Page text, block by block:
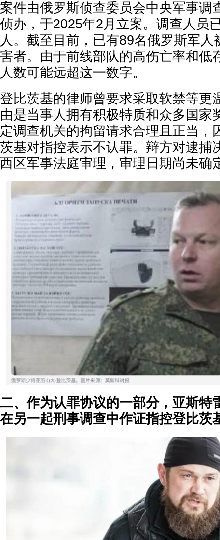
案件由俄罗斯侦查委员会中央军事调
侦办，于2025年2月立案。调查人员
人。截至目前，已有89名俄罗斯军人
害者。由于前线部队的高伤亡率和低
人数可能远超这一数字。
登比茨基的律师曾要求采取软禁等更
由是当事人拥有积极特质和众多国家
定调查机关的拘留请求合理且正当，
茨基对指控表示不认罪。辩方对逮捕
西区军事法庭审理，审理日期尚未确
二、作为认罪协议的一部分，亚斯特
在另一起刑事调查中作证指控登比茨